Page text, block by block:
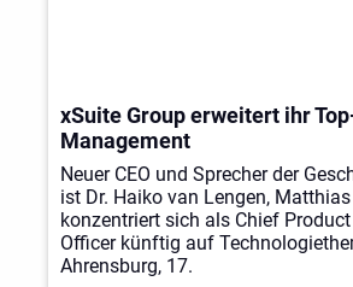
xSuite Group erweitert ihr
Management
Neuer CEO und Sprecher der
ist Dr. Haiko van Lengen,
konzentriert sich als Chief
Officer künftig auf
Ahrensburg, 17.